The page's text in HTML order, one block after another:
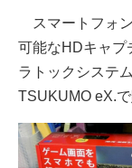
スマートフォ
可能なHDキャプ
ラトックシステ
TSUKUMO eX.で